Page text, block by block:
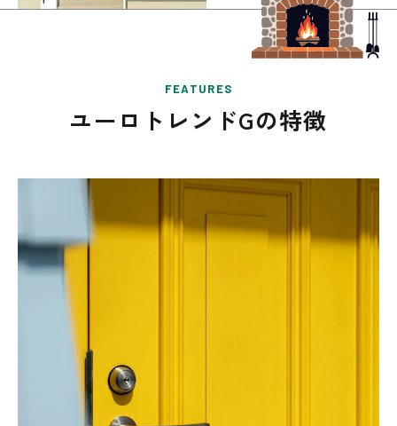
FEATURES
ユーロトレンドGの特徴